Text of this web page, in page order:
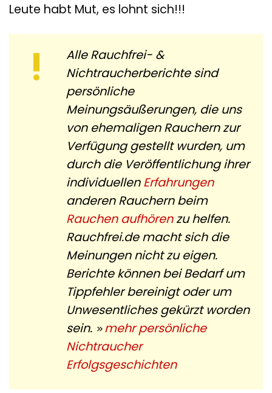
Leute habt Mut, es lohnt sich!!!
Alle Rauchfrei- &
Nichtraucherberichte sind
persönliche
Meinungsäußerungen, die uns
von ehemaligen Rauchern zur
Verfügung gestellt wurden, um
durch die Veröffentlichung ihrer
individuellenErfahrungen
anderen Rauchern beim
Rauchen aufhörenzu helfen.
Rauchfrei.de macht sich die
Meinungen nicht zu eigen.
Berichte können bei Bedarf um
Tippfehler bereinigt oder um
Unwesentliches gekürzt worden
sein.
mehr persönliche
Nichtraucher
Erfolgsgeschichten